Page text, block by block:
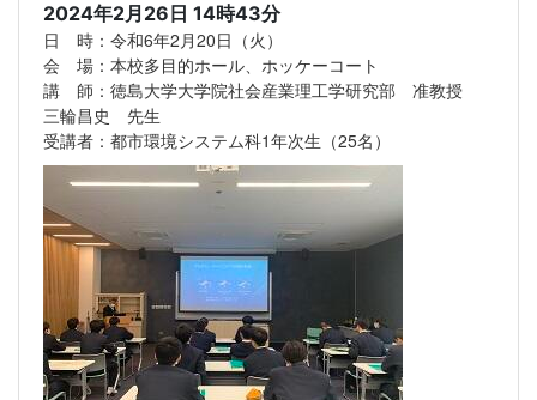
2024年2月26日 14時43分
日 時：令和6年2月20日（火）
会 場：本校多目的ホール、ホッケーコート
講 師：徳島大学大学院社会産業理工学研究部 准教授
三輪昌史 先生
受講者：都市環境システム科1年次生（25名）